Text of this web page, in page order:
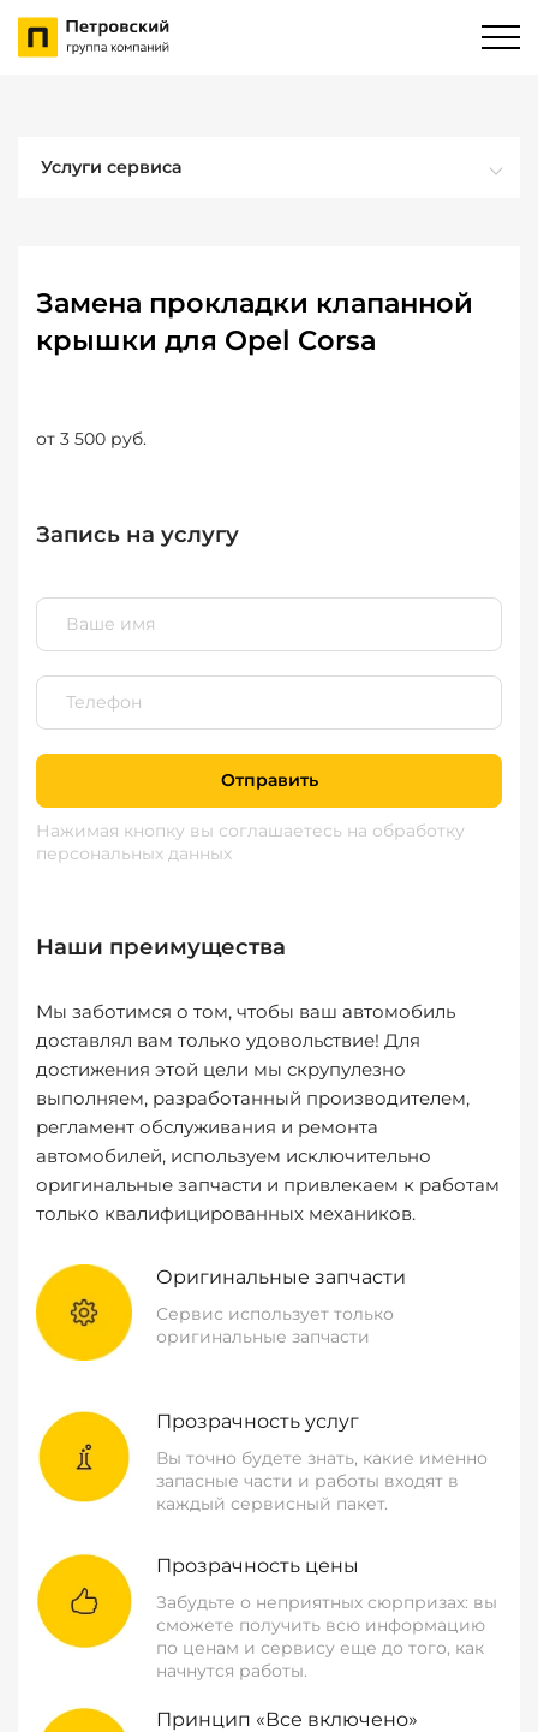
Услуги сервиса
Замена прокладки клапанной
крышки для Opel Corsa
от 3 500 руб.
Запись на услугу
Отправить
Нажимая кнопку вы соглашаетесь на обработку
персональных данных
Наши преимущества
Мы заботимся о том, чтобы ваш автомобиль
доставлял вам только удовольствие! Для
достижения этой цели мы скрупулезно
выполняем, разработанный производителем,
регламент обслуживания и ремонта
автомобилей, используем исключительно
оригинальные запчасти и привлекаем к работам
только квалифицированных механиков.
Оригинальные запчасти
Сервис использует только
оригинальные запчасти
Прозрачность услуг
Вы точно будете знать, какие именно
запасные части и работы входят в
каждый сервисный пакет.
Прозрачность цены
Забудьте о неприятных сюрпризах: вы
сможете получить всю информацию
по ценам и сервису еще до того, как
начнутся работы.
Принцип «Все включено»